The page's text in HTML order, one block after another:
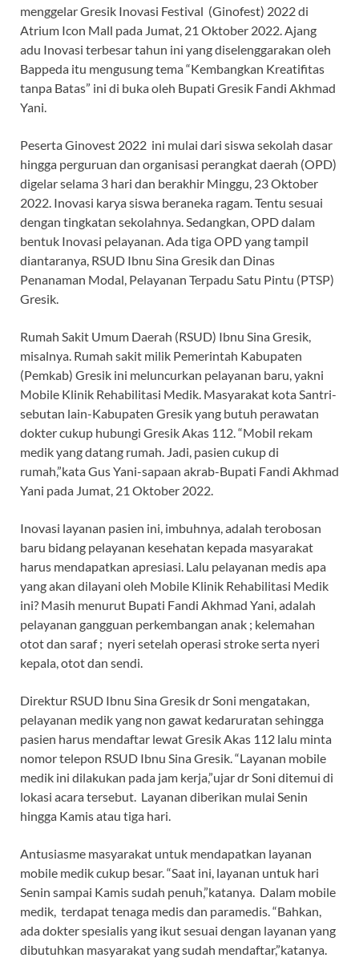
menggelar Gresik Inovasi Festival (Ginofest) 2022 di
Atrium Icon Mall pada Jumat, 21 Oktober 2022. Ajang
adu Inovasi terbesar tahun ini yang diselenggarakan oleh
Bappeda itu mengusung tema “Kembangkan Kreatifitas
tanpa Batas” ini di buka oleh Bupati Gresik Fandi Akhmad
Yani.
Peserta Ginovest 2022 ini mulai dari siswa sekolah dasar
hingga perguruan dan organisasi perangkat daerah (OPD)
digelar selama 3 hari dan berakhir Minggu, 23 Oktober
2022. Inovasi karya siswa beraneka ragam. Tentu sesuai
dengan tingkatan sekolahnya. Sedangkan, OPD dalam
bentuk Inovasi pelayanan. Ada tiga OPD yang tampil
diantaranya, RSUD Ibnu Sina Gresik dan Dinas
Penanaman Modal, Pelayanan Terpadu Satu Pintu (PTSP)
Gresik.
Rumah Sakit Umum Daerah (RSUD) Ibnu Sina Gresik,
misalnya. Rumah sakit milik Pemerintah Kabupaten
(Pemkab) Gresik ini meluncurkan pelayanan baru, yakni
Mobile Klinik Rehabilitasi Medik. Masyarakat kota Santri-
sebutan lain-Kabupaten Gresik yang butuh perawatan
dokter cukup hubungi Gresik Akas 112. “Mobil rekam
medik yang datang rumah. Jadi, pasien cukup di
rumah,”kata Gus Yani-sapaan akrab-Bupati Fandi Akhmad
Yani pada Jumat, 21 Oktober 2022.
Inovasi layanan pasien ini, imbuhnya, adalah terobosan
baru bidang pelayanan kesehatan kepada masyarakat
harus mendapatkan apresiasi. Lalu pelayanan medis apa
yang akan dilayani oleh Mobile Klinik Rehabilitasi Medik
ini? Masih menurut Bupati Fandi Akhmad Yani, adalah
pelayanan gangguan perkembangan anak ; kelemahan
otot dan saraf ; nyeri setelah operasi stroke serta nyeri
kepala, otot dan sendi.
Direktur RSUD Ibnu Sina Gresik dr Soni mengatakan,
pelayanan medik yang non gawat kedaruratan sehingga
pasien harus mendaftar lewat Gresik Akas 112 lalu minta
nomor telepon RSUD Ibnu Sina Gresik. “Layanan mobile
medik ini dilakukan pada jam kerja,”ujar dr Soni ditemui di
lokasi acara tersebut. Layanan diberikan mulai Senin
hingga Kamis atau tiga hari.
Antusiasme masyarakat untuk mendapatkan layanan
mobile medik cukup besar. “Saat ini, layanan untuk hari
Senin sampai Kamis sudah penuh,”katanya. Dalam mobile
medik, terdapat tenaga medis dan paramedis. “Bahkan,
ada dokter spesialis yang ikut sesuai dengan layanan yang
dibutuhkan masyarakat yang sudah mendaftar,”katanya.